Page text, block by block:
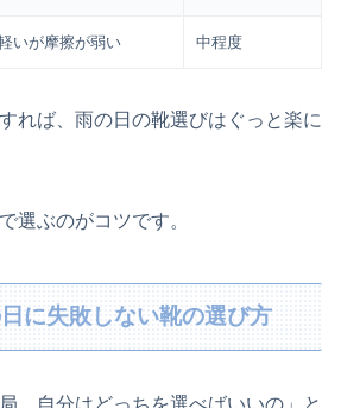
いが摩擦が弱い 中程度
れば、雨の日の靴選びはぐっと楽に
選ぶのがコツです。
に失敗しない靴の選び方
、自分はどっちを選べばいいの」と